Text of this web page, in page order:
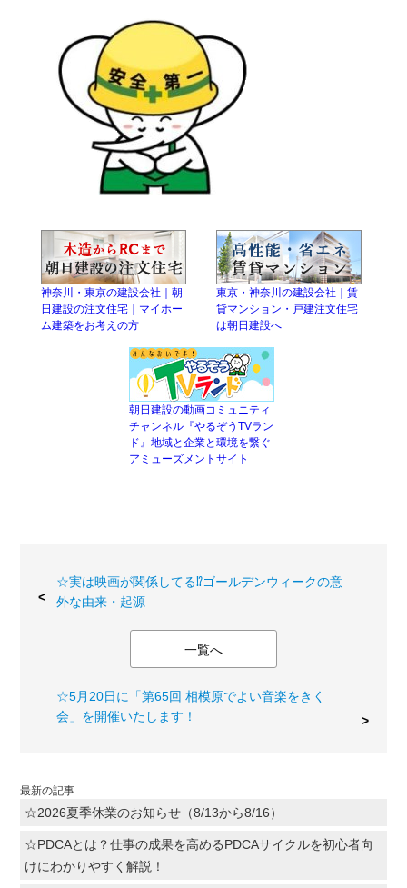
神奈川・東京の建設会社｜朝
日建設の注文住宅｜マイホー
ム建築をお考えの方
東京・神奈川の建設会社｜賃
貸マンション・戸建注文住宅
は朝日建設へ
朝日建設の動画コミュニティ
チャンネル『やるぞうTVラン
ド』地域と企業と環境を繋ぐ
アミューズメントサイト
☆実は映画が関係してる⁉ゴールデンウィークの意
外な由来・起源
一覧へ
☆5月20日に「第65回 相模原でよい音楽をきく
会」を開催いたします！
最新の記事
☆2026夏季休業のお知らせ（8/13から8/16）
☆PDCAとは？仕事の成果を高めるPDCAサイクルを初心者向
けにわかりやすく解説！